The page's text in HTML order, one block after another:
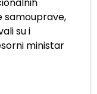
samouprave,
su i
ministar